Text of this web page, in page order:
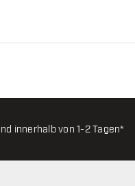
innerhalb von 1-2 Tagen*